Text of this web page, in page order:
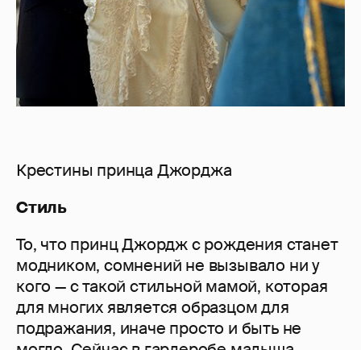
Крестины принца Джорджа
Стиль
То, что принц Джордж с рождения станет
модником, сомнений не вызывало ни у
кого — с такой стильной мамой, которая
для многих является образцом для
подражания, иначе просто и быть не